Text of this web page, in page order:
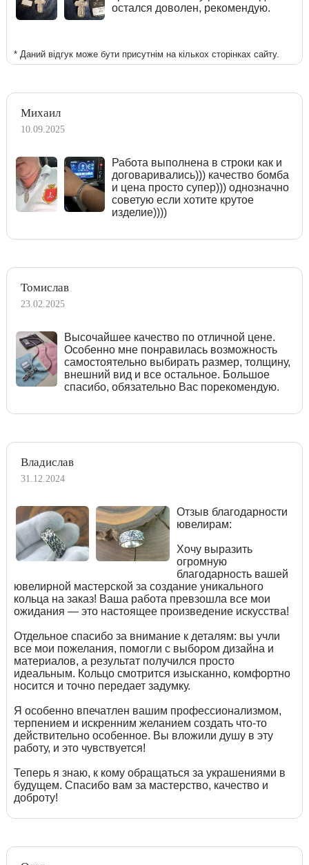
остался доволен, рекомендую.
* Даний відгук може бути присутнім на кількох сторінках сайту.
Михаил
10.09.2025
Работа выполнена в строки как и
договаривались))) качество бомба
и цена просто супер))) однозначно
советую если хотите крутое
изделие))))
Томислав
23.02.2025
Высочайшее качество по отличной цене.
Особенно мне понравилась возможность
самостоятельно выбирать размер, толщину,
внешний вид и все остальное. Большое
спасибо, обязательно Вас порекомендую.
Владислав
31.12.2024
Отзыв благодарности
ювелирам:
Хочу выразить
огромную
благодарность вашей
ювелирной мастерской за создание уникального
кольца на заказ! Ваша работа превзошла все мои
ожидания — это настоящее произведение искусства!
Отдельное спасибо за внимание к деталям: вы учли
все мои пожелания, помогли с выбором дизайна и
материалов, а результат получился просто
идеальным. Кольцо смотрится изысканно, комфортно
носится и точно передает задумку.
Я особенно впечатлен вашим профессионализмом,
терпением и искренним желанием создать что-то
действительно особенное. Вы вложили душу в эту
работу, и это чувствуется!
Теперь я знаю, к кому обращаться за украшениями в
будущем. Спасибо вам за мастерство, качество и
доброту!